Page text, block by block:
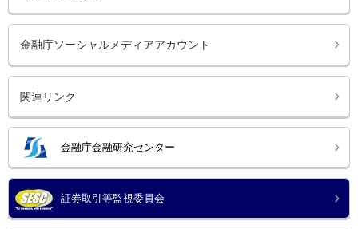
金融庁ソーシャルメディアアカウント
関連リンク
金融庁金融研究センター
証券取引等監視委員会